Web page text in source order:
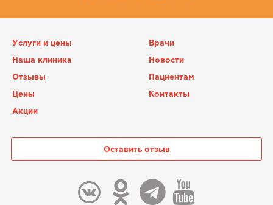
Услуги и цены Врачи
Наша клиника Новости
Отзывы Пациентам
Цены Контакты
Акции
Оставить отзыв